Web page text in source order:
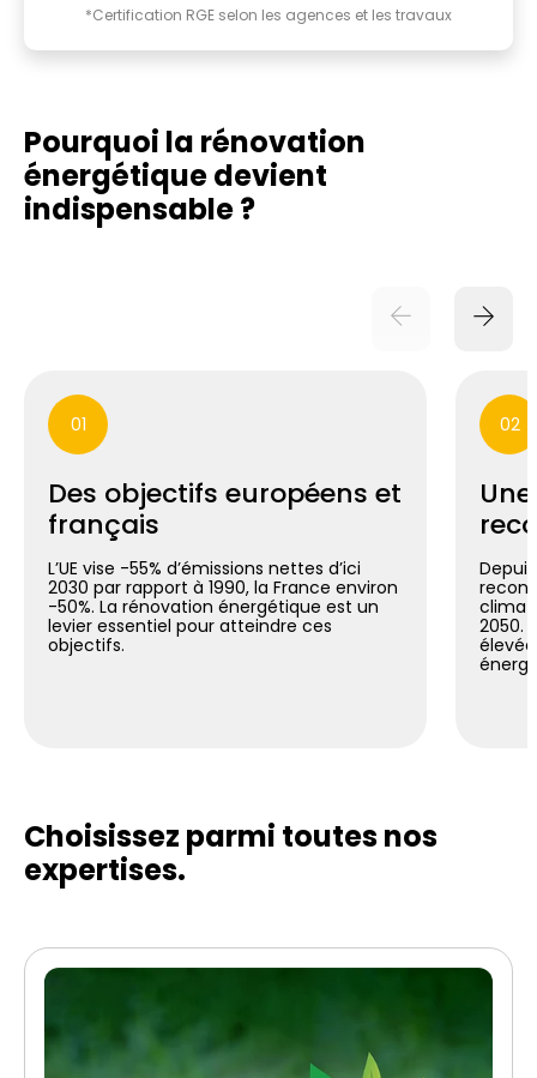
*Certification RGE selon les agences et les travaux
Pourquoi la rénovation
énergétiquedevient
indispensable ?
01
Des objectifs européens et
français
L’UE vise -55% d’émissions nettes d’ici
2030 par rapport à 1990, la France environ
-50%. La rénovation énergétique est un
levier essentiel pour atteindre ces
objectifs.
02
2050.
Choisissez parmi toutesnos
expertises.